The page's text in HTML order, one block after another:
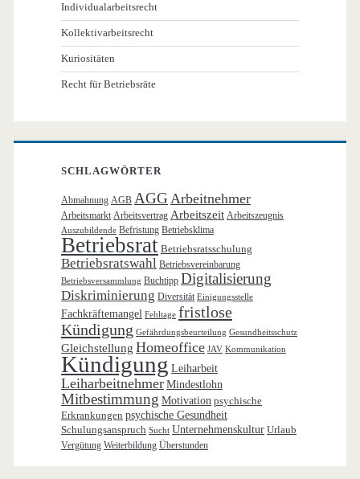
Individualarbeitsrecht
Kollektivarbeitsrecht
Kuriositäten
Recht für Betriebsräte
SCHLAGWÖRTER
Abmahnung AGB AGG Arbeitnehmer
Arbeitsmarkt Arbeitsvertrag Arbeitszeit Arbeitszeugnis
Auszubildende Befristung Betriebsklima
Betriebsrat Betriebsratsschulung
Betriebsratswahl Betriebsvereinbarung
Betriebsversammlung Buchtipp Digitalisierung
Diskriminierung Diversität Einigungsstelle
Fachkräftemangel Fehltage fristlose
Kündigung Gefährdungsbeurteilung Gesundheitsschutz
Gleichstellung Homeoffice JAV Kommunikation
Kündigung Leiharbeit
Leiharbeitnehmer Mindestlohn
Mitbestimmung Motivation psychische
Erkrankungen psychische Gesundheit
Schulungsanspruch Sucht Unternehmenskultur Urlaub
Vergütung Weiterbildung Überstunden